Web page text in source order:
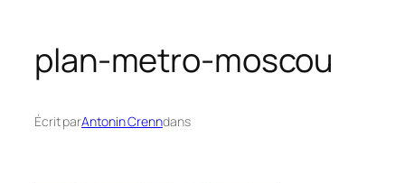
plan-metro-moscou
Écrit parAntonin Crenndans